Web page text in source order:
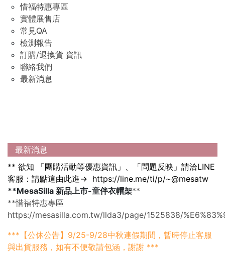
惜福特惠專區
實體展售店
常見QA
檢測報告
訂購/退換貨 資訊
聯絡我們
最新消息
最新消息
** 欲知 「團購活動等優惠資訊」、「問題反映」請洽LINE
客服：請點這由此進→ https://line.me/ti/p/~@mesatw
**MesaSilla 新品上市-童伴衣帽架**
**惜福特惠專區
https://mesasilla.com.tw/llda3/page/1525838/
*** 【公休公告】9/25-9/28中秋連假期間，暫時停止客服
與出貨服務，如有不便敬請包涵，謝謝 ***